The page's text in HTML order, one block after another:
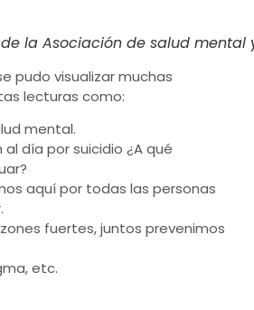
la Asociación de salud mental
pudo visualizar muchas
lecturas como:
mental.
al día por suicidio ¿A qué
aquí por todas las personas
fuertes, juntos prevenimos
etc.